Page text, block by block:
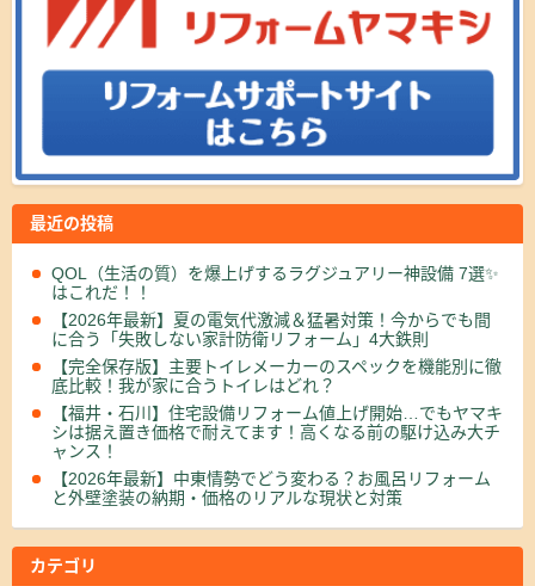
最近の投稿
QOL（生活の質）を爆上げするラグジュアリー神設備 7選✨
はこれだ！！
【2026年最新】夏の電気代激減＆猛暑対策！今からでも間
に合う「失敗しない家計防衛リフォーム」4大鉄則
【完全保存版】主要トイレメーカーのスペックを機能別に徹
底比較！我が家に合うトイレはどれ？
【福井・石川】住宅設備リフォーム値上げ開始…でもヤマキ
シは据え置き価格で耐えてます！高くなる前の駆け込み大チ
ャンス！
【2026年最新】中東情勢でどう変わる？お風呂リフォーム
と外壁塗装の納期・価格のリアルな現状と対策
カテゴリ